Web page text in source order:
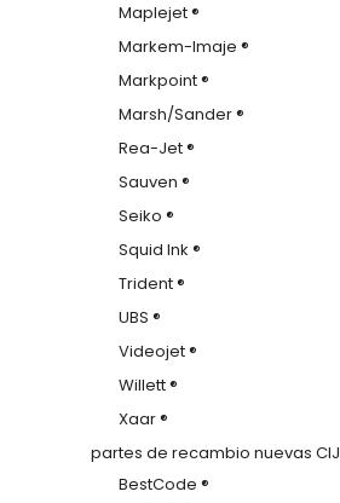
Maplejet ®
Markem-Imaje ®
Markpoint ®
Marsh/Sander ®
Rea-Jet ®
Sauven ®
Seiko ®
Squid Ink ®
Trident ®
UBS ®
Videojet ®
Willett ®
Xaar ®
partes de recambio nuevas CIJ
BestCode ®